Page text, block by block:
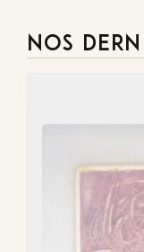
NOS